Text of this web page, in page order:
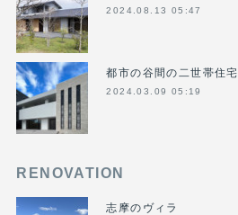
2024.08.13 05:47
都市の谷間の二世帯住宅
2024.03.09 05:19
RENOVATION
志摩のヴィラ